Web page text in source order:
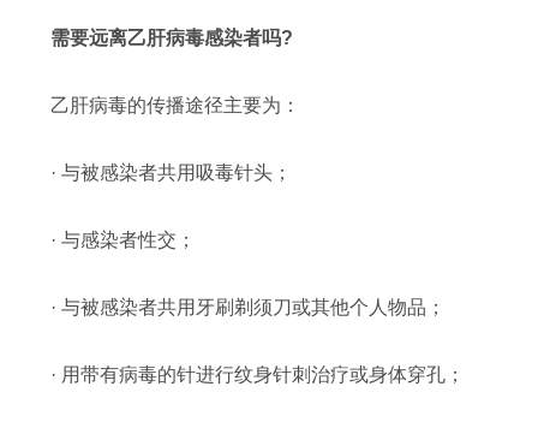
需要远离乙肝病毒感染者吗?
乙肝病毒的传播途径主要为：
· 与被感染者共用吸毒针头；
· 与感染者性交；
· 与被感染者共用牙刷剃须刀或其他个人物品；
· 用带有病毒的针进行纹身针刺治疗或身体穿孔；